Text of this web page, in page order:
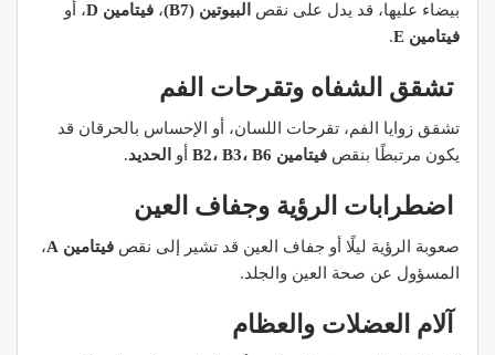
بيضاء عليها، قد يدل على نقص
البيوتين (B7) ، فيتامين D
، أو
فيتامين E
.
تشقق الشفاه وتقرحات الفم
تشقق زوايا الفم، تقرحات اللسان، أو الإحساس بالحرقان قد
يكون مرتبطًا بنقص فيتامين B2، B3، B6 أو الحديد.
اضطرابات الرؤية وجفاف العين
صعوبة الرؤية ليلًا أو جفاف العين قد تشير إلى نقص فيتامين A
،
المسؤول عن صحة العين والجلد.
آلام العضلات والعظام